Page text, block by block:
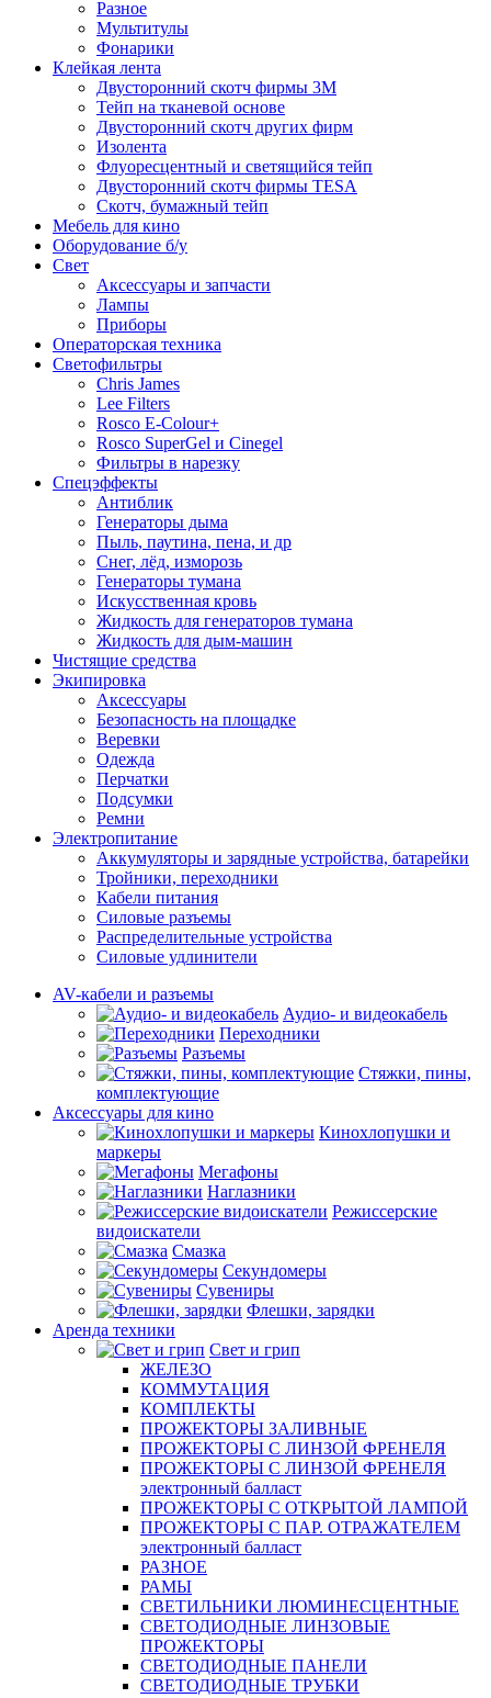
Разное
Мультитулы
Фонарики
Клейкая лента
Двусторонний скотч фирмы 3M
Тейп на тканевой основе
Двусторонний скотч других фирм
Изолента
Флуоресцентный и светящийся тейп
Двусторонний скотч фирмы TESA
Скотч, бумажный тейп
Мебель для кино
Оборудование б/у
Свет
Аксессуары и запчасти
Лампы
Приборы
Операторская техника
Светофильтры
Chris James
Lee Filters
Rosco E-Colour+
Rosco SuperGel и Cinegel
Фильтры в нарезку
Спецэффекты
Антиблик
Генераторы дыма
Пыль, паутина, пена, и др
Снег, лёд, изморозь
Генераторы тумана
Искусственная кровь
Жидкость для генераторов тумана
Жидкость для дым-машин
Чистящие средства
Экипировка
Аксессуары
Безопасность на площадке
Веревки
Одежда
Перчатки
Подсумки
Ремни
Электропитание
Аккумуляторы и зарядные устройства, батарейки
Тройники, переходники
Кабели питания
Силовые разъемы
Распределительные устройства
Силовые удлинители
AV-кабели и разъемы
Аудио- и видеокабель
Переходники
Разъемы
Стяжки, пины,
комплектующие
Аксессуары для кино
Кинохлопушки и
маркеры
Мегафоны
Наглазники
Режиссерские
видоискатели
Смазка
Секундомеры
Сувениры
Флешки, зарядки
Аренда техники
Свет и грип
ЖЕЛЕЗО
КОММУТАЦИЯ
КОМПЛЕКТЫ
ПРОЖЕКТОРЫ ЗАЛИВНЫЕ
ПРОЖЕКТОРЫ С ЛИНЗОЙ ФРЕНЕЛЯ
ПРОЖЕКТОРЫ С ЛИНЗОЙ ФРЕНЕЛЯ
электронный балласт
ПРОЖЕКТОРЫ С ОТКРЫТОЙ ЛАМПОЙ
ПРОЖЕКТОРЫ С ПАР. ОТРАЖАТЕЛЕМ
электронный балласт
РАЗНОЕ
РАМЫ
СВЕТИЛЬНИКИ ЛЮМИНЕСЦЕНТНЫЕ
СВЕТОДИОДНЫЕ ЛИНЗОВЫЕ
ПРОЖЕКТОРЫ
СВЕТОДИОДНЫЕ ПАНЕЛИ
СВЕТОДИОДНЫЕ ТРУБКИ